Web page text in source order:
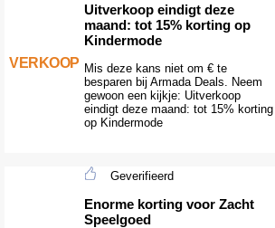
VERKOOP
Uitverkoop eindigt deze
maand: tot 15% korting op
Kindermode
Mis deze kans niet om € te
besparen bij Armada Deals. Neem
gewoon een kijkje: Uitverkoop
eindigt deze maand: tot 15% korting
op Kindermode
Geverifieerd
Enorme korting voor Zacht
Speelgoed